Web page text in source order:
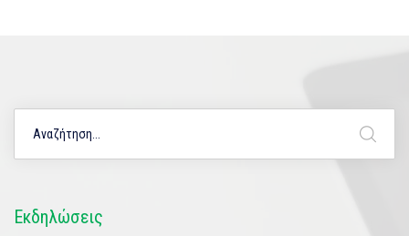
Εκδηλώσεις